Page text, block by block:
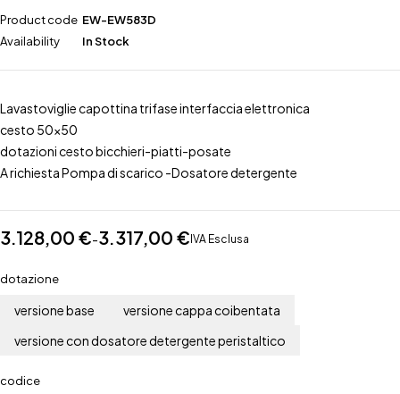
Product code EW-EW583D
Availability
In Stock
Lavastoviglie capottina trifase interfaccia elettronica
cesto 50×50
dotazioni cesto bicchieri-piatti-posate
A richiesta Pompa di scarico -Dosatore detergente
3.128,00 €-3.317,00 € IVA Esclusa
dotazione
versione base
versione cappa coibentata
versione con dosatore detergente peristaltico
codice